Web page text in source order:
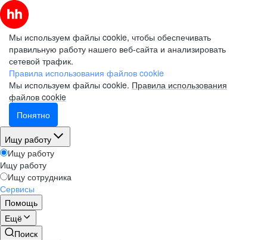
Мы используем файлы cookie, чтобы обеспечивать
правильную работу нашего веб-сайта и анализировать
сетевой трафик.
Правила использования файлов cookie
Мы используем файлы cookie. Правила использования
файлов cookie
Понятно
Ищу работу
Ищу работу
Ищу работу
Ищу сотрудника
Сервисы
Помощь
Ещё
Поиск